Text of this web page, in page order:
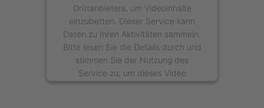
Drittanbieters, um Videoinhalte
einzubetten. Dieser Service kann
Daten zu Ihren Aktivitäten sammeln.
Bitte lesen Sie die Details durch und
stimmen Sie der Nutzung des
Service zu, um dieses Video
anzusehen.